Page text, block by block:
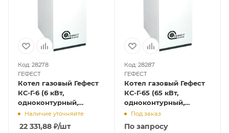
Код: 28278
ГЕФЕСТ
Котел газовый Гефест
КС-Г-6 (6 кВт,
одноконтурный,
открытая камера
сгорания)
Наличие уточняйте
22 331,88 ₽/шт
Код: 28287
ГЕФЕСТ
Котел газовый Гефест
КС-Г-65 (65 кВт,
одноконтурный,
открытая камера
сгорания)
Под заказ
По запросу